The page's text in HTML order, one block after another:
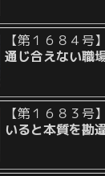
【第１６８４号
通じ合えない職
【第１６８３号
いると本質を勘